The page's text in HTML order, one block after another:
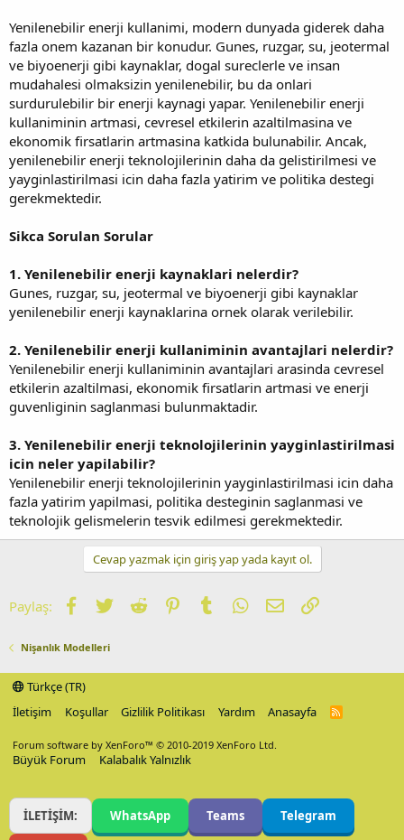
Yenilenebilir enerji kullanimi, modern dunyada giderek daha
fazla onem kazanan bir konudur. Gunes, ruzgar, su, jeotermal
ve biyoenerji gibi kaynaklar, dogal sureclerle ve insan
mudahalesi olmaksizin yenilenebilir, bu da onlari
surdurulebilir bir enerji kaynagi yapar. Yenilenebilir enerji
kullaniminin artmasi, cevresel etkilerin azaltilmasina ve
ekonomik firsatlarin artmasina katkida bulunabilir. Ancak,
yenilenebilir enerji teknolojilerinin daha da gelistirilmesi ve
yayginlastirilmasi icin daha fazla yatirim ve politika destegi
gerekmektedir.
Sikca Sorulan Sorular
1. Yenilenebilir enerji kaynaklari nelerdir?
Gunes, ruzgar, su, jeotermal ve biyoenerji gibi kaynaklar
yenilenebilir enerji kaynaklarina ornek olarak verilebilir.
2. Yenilenebilir enerji kullaniminin avantajlari nelerdir?
Yenilenebilir enerji kullaniminin avantajlari arasinda cevresel
etkilerin azaltilmasi, ekonomik firsatlarin artmasi ve enerji
guvenliginin saglanmasi bulunmaktadir.
3. Yenilenebilir enerji teknolojilerinin yayginlastirilmasi
icin neler yapilabilir?
Yenilenebilir enerji teknolojilerinin yayginlastirilmasi icin daha
fazla yatirim yapilmasi, politika desteginin saglanmasi ve
teknolojik gelismelerin tesvik edilmesi gerekmektedir.
Cevap yazmak için giriş yap yada kayıt ol.
Paylaş: Facebook
TwitterReddit PinterestTumblrWhatsApp
E-postaLink
Nişanlık Modelleri
Türkçe (TR)
İletişim
Koşullar Gizlilik Politikası Yardım Anasayfa
R
Forum software by XenForo™ © 2010-2019 XenForo Ltd.
Büyük Forum Kalabalık Yalnızlık
İLETİŞİM: WhatsApp Teams Telegram